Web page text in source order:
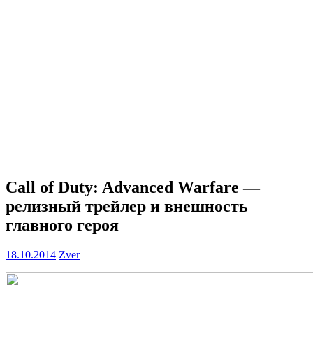
Call of Duty: Advanced Warfare —
релизный трейлер и внешность
главного героя
18.10.2014 Zver